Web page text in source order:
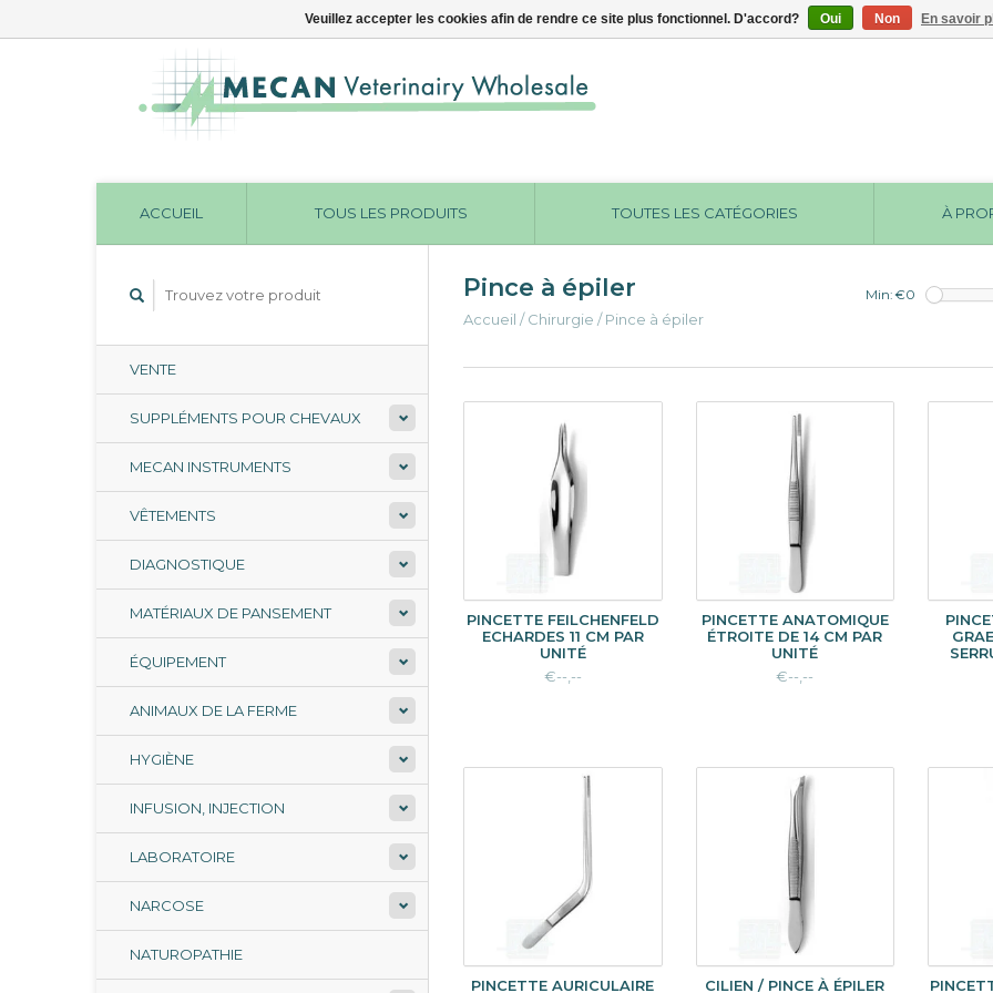
ACCUEIL TOUS LES PRODUITS TOUTES LES CATÉGORIES À
VENTE
SUPPLÉMENTS POUR CHEVAUX
MECAN INSTRUMENTS
VÊTEMENTS
DIAGNOSTIQUE
MATÉRIAUX DE PANSEMENT
ÉQUIPEMENT
ANIMAUX DE LA FERME
HYGIÈNE
INFUSION, INJECTION
LABORATOIRE
NARCOSE
NATUROPATHIE
Pince à épiler
Accueil /Chirurgie /Pince à épiler
Min: €0
PINCETTE FEILCHENFELD
ECHARDES 11 CM PAR
UNITÉ
€--,--
PINCETTE ANATOMIQUE
ÉTROITE DE 14 CM PAR
UNITÉ
€--,--
PINCETTE AURICULAIRE
CILIEN / PINCE À ÉPILER
Veuillez accepter les cookies afin de rendre ce site plus fonctionnel. D'accord? Oui Non En savoir